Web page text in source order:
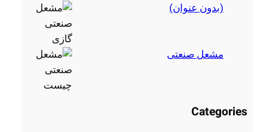
(بدون عنوان)
مشعل صنعتی
Categories